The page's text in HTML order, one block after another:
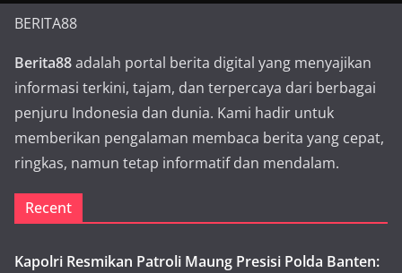
BERITA88
Berita88adalah portal berita digital yang menyajikan
informasi terkini, tajam, dan terpercaya dari berbagai
penjuru Indonesia dan dunia. Kami hadir untuk
memberikan pengalaman membaca berita yang cepat,
ringkas, namun tetap informatif dan mendalam.
Recent
Kapolri Resmikan Patroli Maung Presisi Polda Banten: